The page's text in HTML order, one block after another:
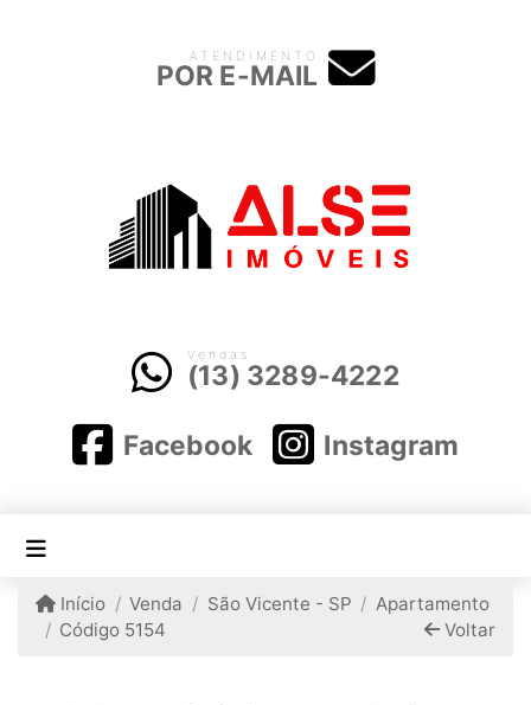
ATENDIMENTO
POR E-MAIL
Vendas
(13) 3289-4222
Facebook Instagram
Início Venda São Vicente - SP
Apartamento
Código 5154
Voltar